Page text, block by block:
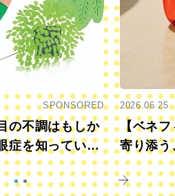
SPONSORED
の不調はもしか
症を知っていま
2026.06.25
【ベネフ
寄り添う
きに